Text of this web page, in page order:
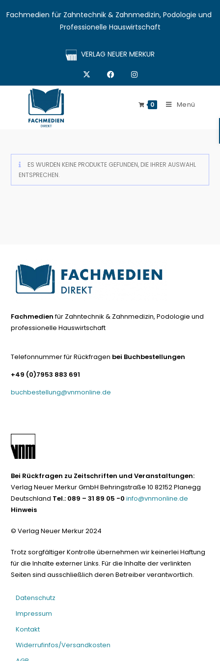
Fachmedien für Zahntechnik & Zahnmedizin, Podologie und
Professionelle Hauswirtschaft
VERLAG NEUER MERKUR
0 Menü
ES WURDEN KEINE PRODUKTE GEFUNDEN, DIE IHRER AUSWAHL
ENTSPRECHEN.
Fachmedienfür Zahntechnik & Zahnmedizin, Podologie und
professionelle Hauswirtschaft
Telefonnummer für Rückfragen bei Buchbestellungen
+49 (0)7953 883 691
buchbestellung@vnmonline.de
Bei Rückfragen zu Zeitschriften und Veranstaltungen:
Verlag Neuer Merkur GmbH Behringstraße 10 82152 Planegg
Deutschland Tel.: 089 – 31 89 05 -0 info@vnmonline.de
Hinweis
© Verlag Neuer Merkur 2024
Trotz sorgfältiger Kontrolle übernehmen wir keinerlei Haftung
für die Inhalte externer Links. Für die Inhalte der verlinkten
Seiten sind ausschließlich deren Betreiber verantwortlich.
Datenschutz
Impressum
Kontakt
Widerrufinfos/Versandkosten